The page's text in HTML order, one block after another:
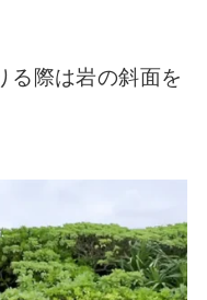
る際は岩の斜面を